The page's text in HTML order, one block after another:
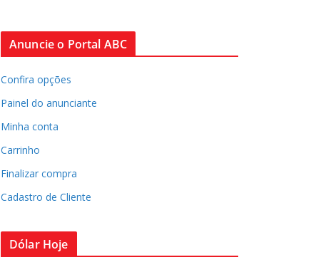
Anuncie o Portal ABC
Confira opções
Painel do anunciante
Minha conta
Carrinho
Finalizar compra
Cadastro de Cliente
Dólar Hoje